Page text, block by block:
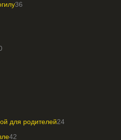
36
для родителей24
42